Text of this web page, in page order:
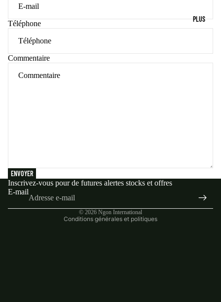
PLUS
Téléphone
Commentaire
ENVOYER
Inscrivez-vous pour de futures alertes stocks et offres
E-mail
© 2026 Ngon International
Conditions générales et politiques
Politique de confidentialité